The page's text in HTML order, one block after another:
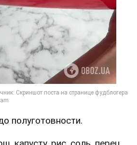
полуготовности.